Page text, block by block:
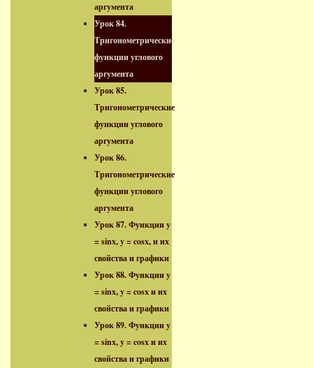
аргумента
Урок 84.
Тригонометрические
функции углового
аргумента
Урок 85.
Тригонометрические
функции углового
аргумента
Урок 86.
Тригонометрические
функции углового
аргумента
Урок 87. Функции y
= sinx, y = cosx, и их
свойства и графики
Урок 88. Функции y
= sinx, y = cosx и их
свойства и графики
Урок 89. Функции y
= sinx, y = cosx и их
свойства и графики